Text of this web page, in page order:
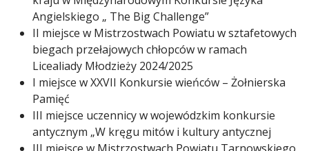
Angielskiego „ The Big Challenge”
II miejsce w Mistrzostwach Powiatu w sztafetowych
biegach przełajowych chłopców w ramach
Licealiady Młodzieży 2024/2025
I miejsce w XXVII Konkursie wieńców – Żołnierska
Pamięć
III miejsce uczennicy w wojewódzkim konkursie
antycznym „W kręgu mitów i kultury antycznej